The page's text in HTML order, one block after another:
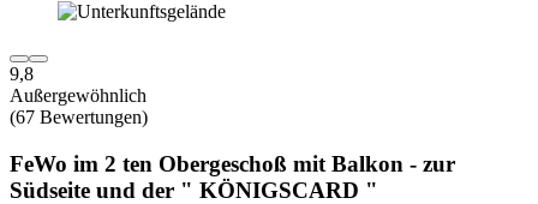
9,8
Außergewöhnlich
(67 Bewertungen)
FeWo im 2 ten Obergeschoß mit Balkon - zur
Südseite und der " KÖNIGSCARD "